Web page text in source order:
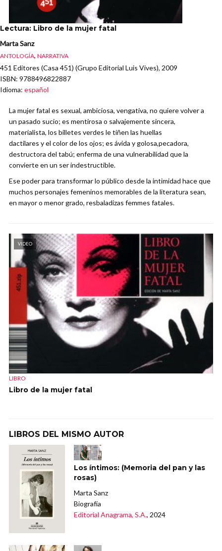
Lectura: Libro de la mujer fatal
Marta Sanz
ANTOLOGÍA, NARRATIVA
451 Editores (Casa 451) (Grupo Editorial Luis Vives), 2009
ISBN: 9788496822887
Idioma: español
La mujer fatal es sexual, ambiciosa, vengativa, no quiere volver a
un pasado sucio; es mentirosa o salvajemente sincera,
materialista, los billetes verdes le tiñen las huellas
dactilares y el color de los ojos; es ávida y golosa,pecadora,
destructora del tabú; enferma de una vulnerabilidad que la
convierte en un ser indestructible.
Ese poder para transformar lo público desde la intimidad hace que
muchos personajes femeninos memorables de la literatura sean,
en mayor o menor grado, resbaladizas femmes fatales.
VIDEO
LIBRO
Libro de la mujer fatal
LIBROS DEL MISMO AUTOR
Los íntimos: (Memoria del pan y las
rosas)
Marta Sanz
Biografía
Editorial Anagrama, S.A., 2024